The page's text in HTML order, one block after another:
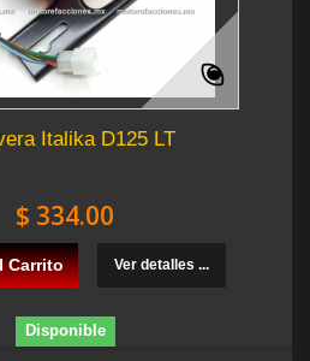
Italika D125 LT
$ 334.00
Carrito Ver detalles ...
Disponible